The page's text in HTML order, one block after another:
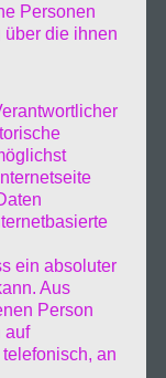
Personen
über die ihnen
ein absoluter
Aus
Person
auf
an